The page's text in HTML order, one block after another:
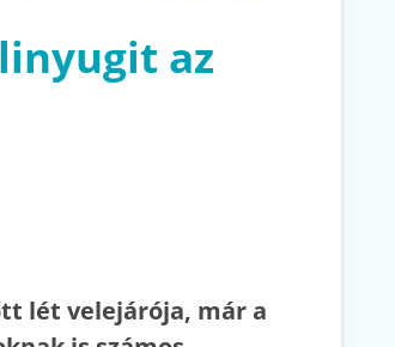
az
lét velejárója, már a